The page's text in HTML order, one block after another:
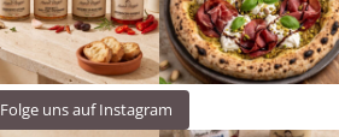
Folge uns auf Instagram